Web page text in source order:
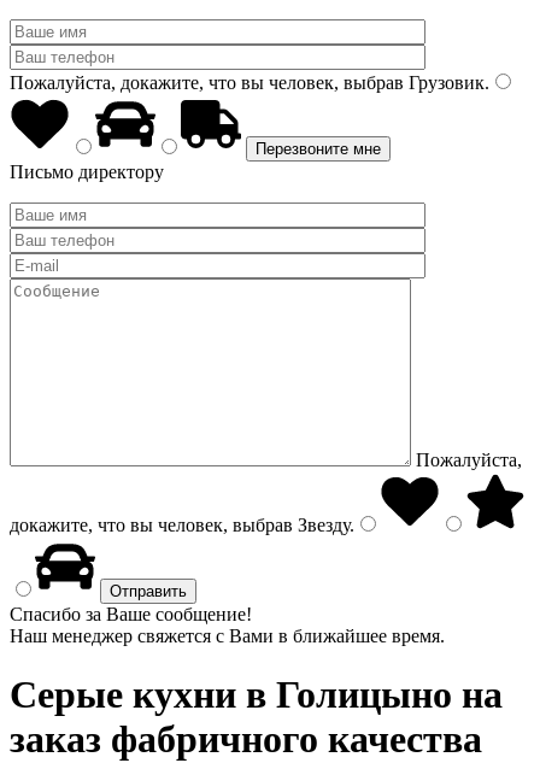
Пожалуйста, докажите, что вы человек, выбрав Грузовик.
Письмо директору
Пожалуйста,
докажите, что вы человек, выбрав Звезду.
Спасибо за Ваше сообщение!
Наш менеджер свяжется с Вами в ближайшее время.
Серые кухни в Голицыно на
заказ фабричного качества